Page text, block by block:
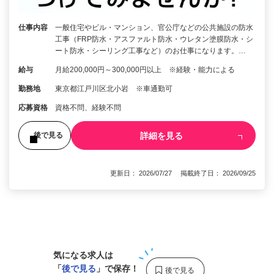
仕事内容
一般住宅やビル・マンション、官公庁などの公共施設の防水
工事（FRP防水・アスファルト防水・ウレタン塗膜防水・シ
ート防水・シーリング工事など）のお仕事になります。…
給与 月給200,000円～300,000円以上 ※経験・能力による
勤務地 東京都江戸川区北小岩 ※車通勤可
応募資格 資格不問、経験不問
後で見る 詳細を見る
更新日： 2026/07/27 掲載終了日： 2026/09/25
気になる求人は
「後で見る 」で保存！